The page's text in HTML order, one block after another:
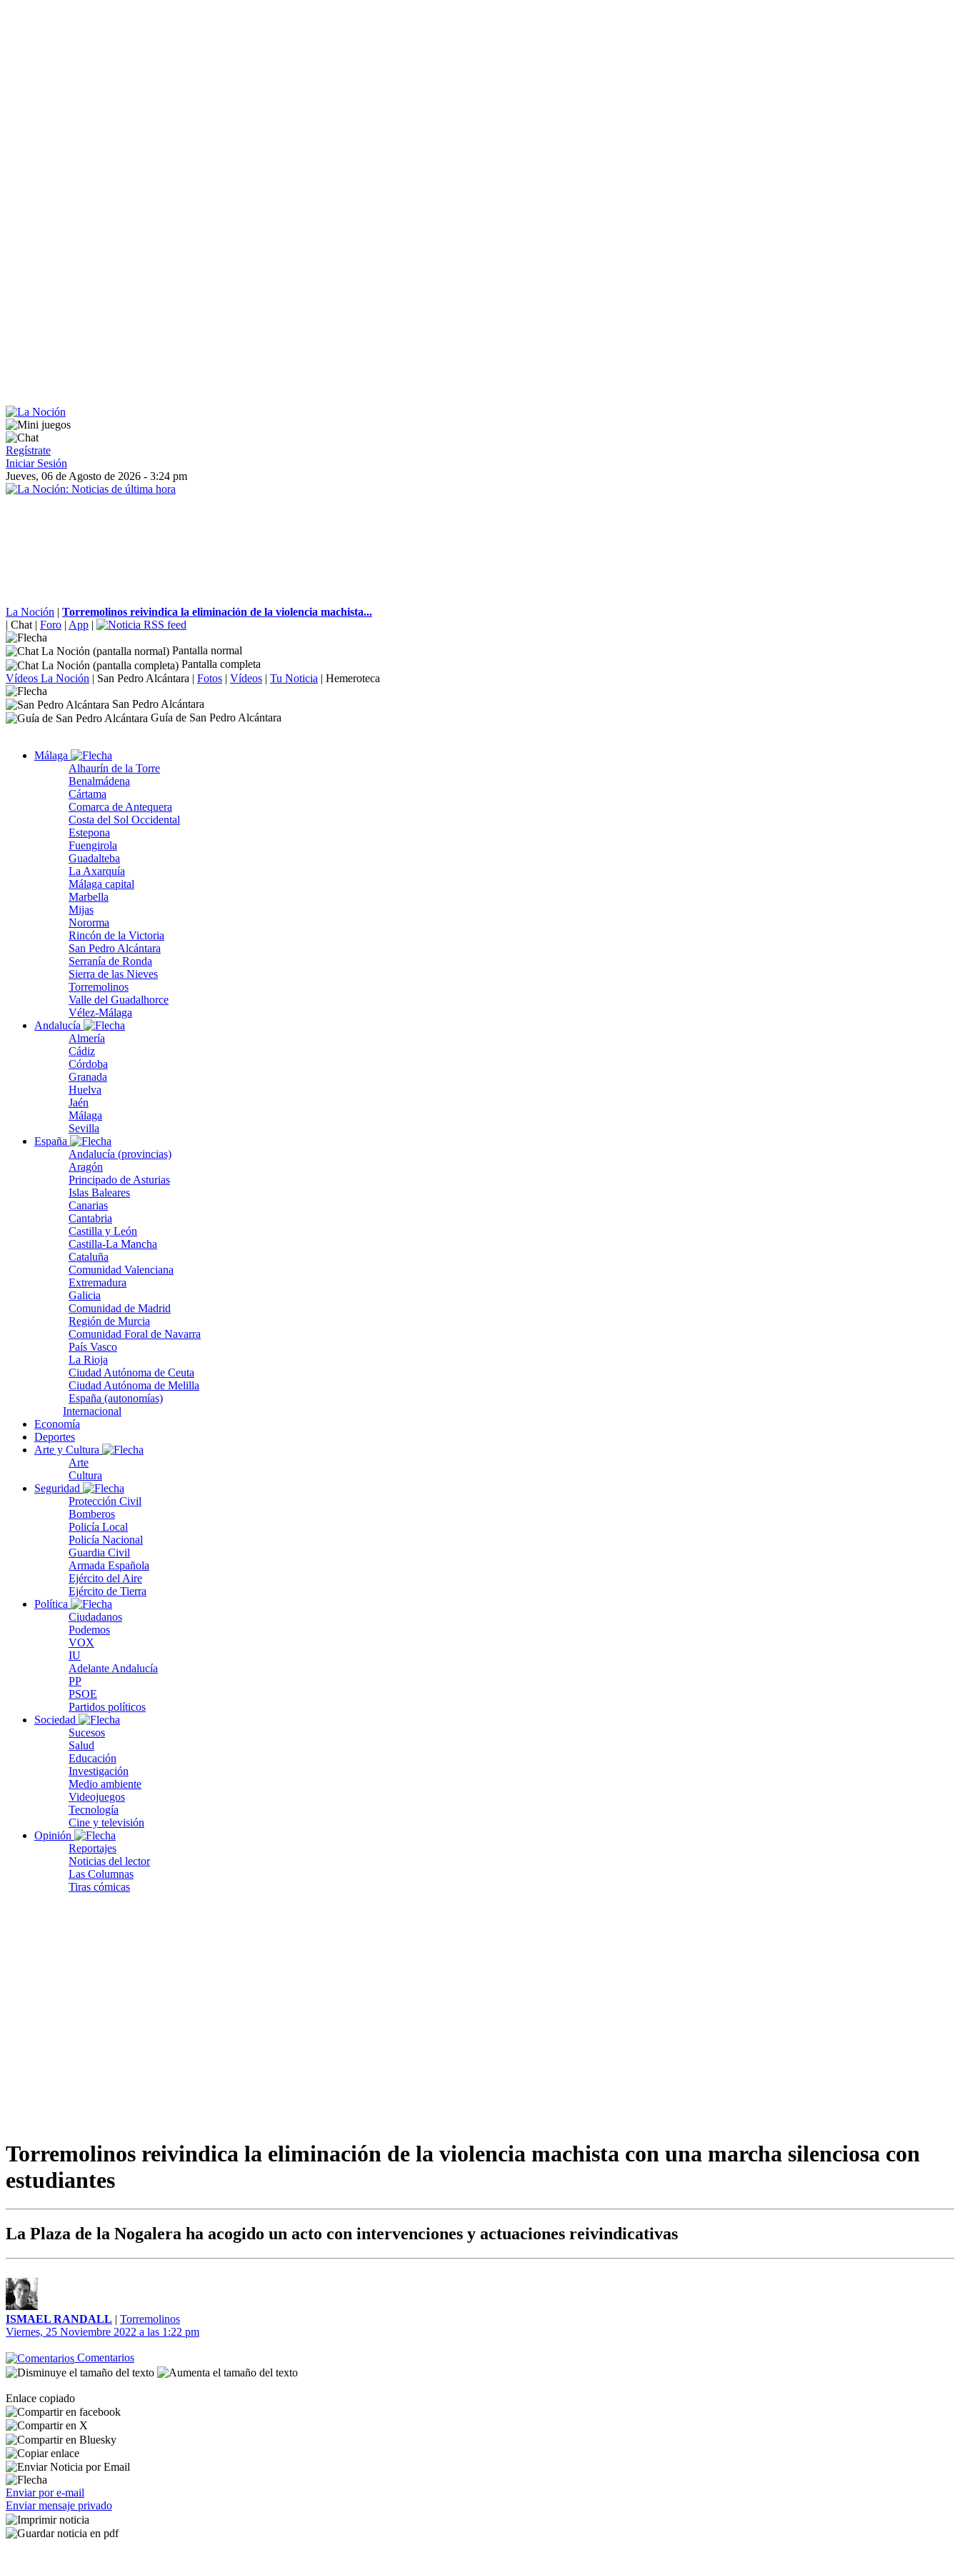
Regístrate
Iniciar Sesión
Jueves, 06 de Agosto de 2026 - 3:24 pm
La Noción | Torremolinos reivindica la eliminación de la violencia machista...
| Chat | Foro | App |
Pantalla normal
Pantalla completa
Vídeos La Noción | San Pedro Alcántara | Fotos | Vídeos | Tu Noticia | Hemeroteca
San Pedro Alcántara
Guía de San Pedro Alcántara
Málaga
Alhaurín de la Torre
Benalmádena
Cártama
Comarca de Antequera
Costa del Sol Occidental
Estepona
Fuengirola
Guadalteba
La Axarquía
Málaga capital
Marbella
Mijas
Nororma
Rincón de la Victoria
San Pedro Alcántara
Serranía de Ronda
Sierra de las Nieves
Torremolinos
Valle del Guadalhorce
Vélez-Málaga
Andalucía
Almería
Cádiz
Córdoba
Granada
Huelva
Jaén
Málaga
Sevilla
España
Andalucía (provincias)
Aragón
Principado de Asturias
Islas Baleares
Canarias
Cantabria
Castilla y León
Castilla-La Mancha
Cataluña
Comunidad Valenciana
Extremadura
Galicia
Comunidad de Madrid
Región de Murcia
Comunidad Foral de Navarra
País Vasco
La Rioja
Ciudad Autónoma de Ceuta
Ciudad Autónoma de Melilla
España (autonomías)
Internacional
Economía
Deportes
Arte y Cultura
Arte
Cultura
Seguridad
Protección Civil
Bomberos
Policía Local
Policía Nacional
Guardia Civil
Armada Española
Ejército del Aire
Ejército de Tierra
Política
Ciudadanos
Podemos
VOX
IU
Adelante Andalucía
PP
PSOE
Partidos políticos
Sociedad
Sucesos
Salud
Educación
Investigación
Medio ambiente
Videojuegos
Tecnología
Cine y televisión
Opinión
Reportajes
Noticias del lector
Las Columnas
Tiras cómicas
Torremolinos reivindica la eliminación de la violencia machista con una marcha silenciosa con
estudiantes
La Plaza de la Nogalera ha acogido un acto con intervenciones y actuaciones reivindicativas
ISMAEL RANDALL | Torremolinos
Viernes, 25 Noviembre 2022 a las 1:22 pm
Comentarios
Enlace copiado
Enviar por e-mail
Enviar mensaje privado